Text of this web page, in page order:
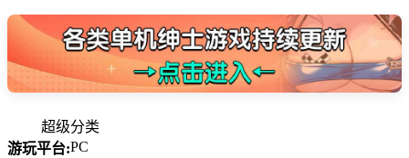
超级分类
游玩平台:PC